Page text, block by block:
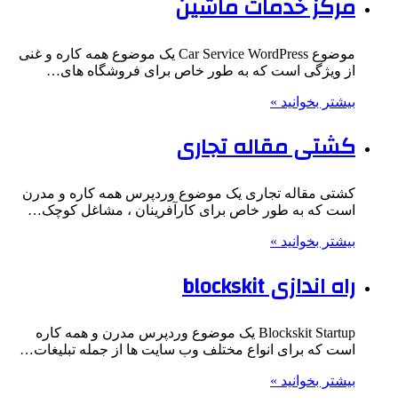
مرکز خدمات ماشین
موضوع Car Service WordPress یک موضوع همه کاره و غنی
از ویژگی است که به طور خاص برای فروشگاه های…
بیشتر بخوانید »
کشتی مقاله تجاری
کشتی مقاله تجاری یک موضوع وردپرس همه کاره و مدرن
است که به طور خاص برای کارآفرینان ، مشاغل کوچک…
بیشتر بخوانید »
راه اندازی blockskit
Blockskit Startup یک موضوع وردپرس مدرن و همه کاره
است که برای انواع مختلف وب سایت ها از جمله تبلیغات…
بیشتر بخوانید »